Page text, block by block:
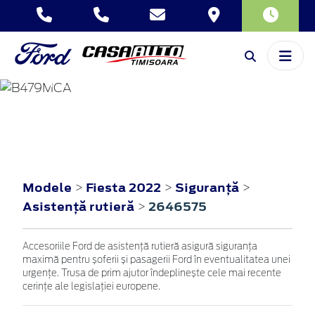
FIESTA
Modele > Fiesta 2022 > Siguranţă >
Asistenţă rutieră > 2646575
Accesoriile Ford de asistență rutieră asigură siguranța
maximă pentru șoferii și pasagerii Ford în eventualitatea unei
urgențe. Trusa de prim ajutor îndeplinește cele mai recente
cerințe ale legislației europene.